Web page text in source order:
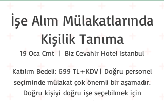
İşe Alım Mülakatlarında
Kişilik Tanıma
19 Oca Cmt
  |
Biz Cevahir Hotel Istanbul
Katılım Bedeli: 699 TL+KDV | Doğru personel
seçiminde mülakat çok önemli bir aşamadır.
Doğru kişiyi doğru işe seçebilmek için